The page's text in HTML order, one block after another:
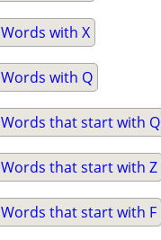
Words with X
Words with Q
Words that start with Q
Words that start with Z
Words that start with F